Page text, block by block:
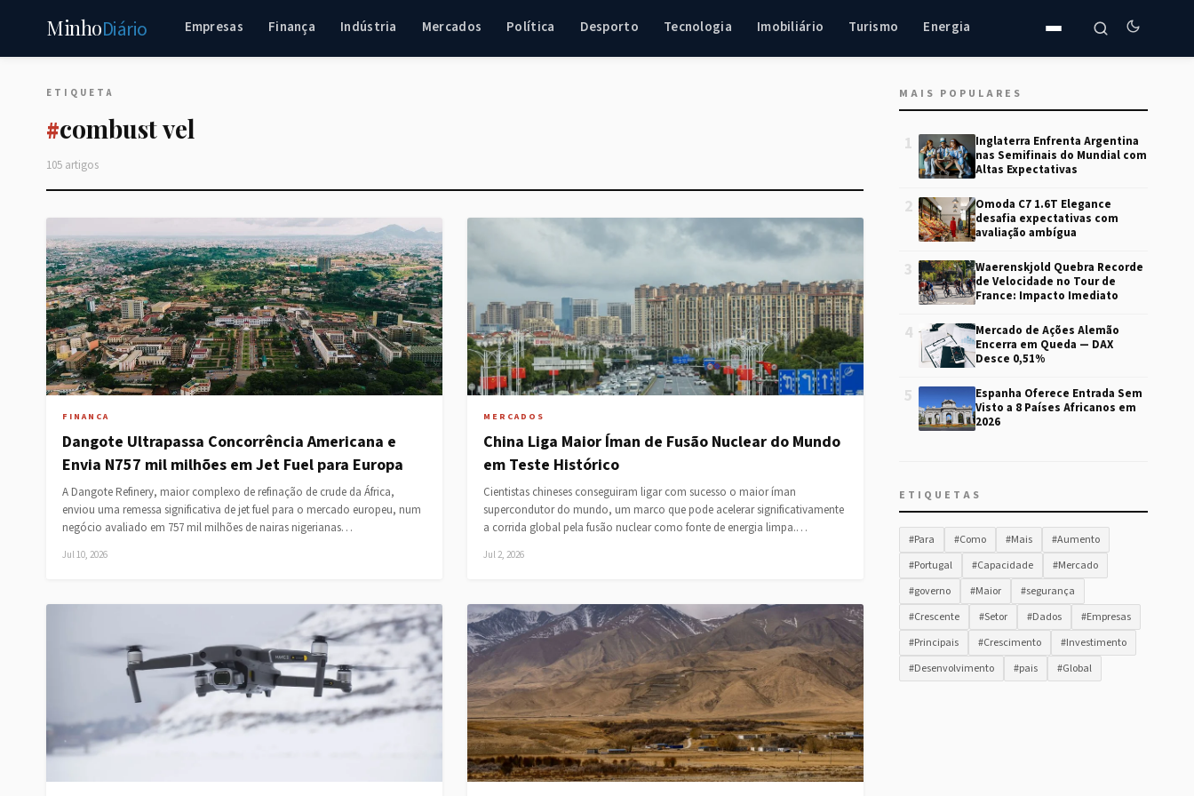
MinhoDiário Empresas Finança Indústria Mercados Política Desporto Tecnologia Imobiliário Turismo Energia
ETIQUETA
#combust vel
105 artigos
FINANCA
Dangote Ultrapassa Concorrência Americana e
Envia N757 mil milhões em Jet Fuel para Europa
A Dangote Refinery, maior complexo de refinação de crude da África,
enviou uma remessa significativa de jet fuel para o mercado europeu, num
negócio avaliado em 757 mil milhões de nairas nigerianas…
Jul 10, 2026
MERCADOS
China Liga Maior Íman de Fusão Nuclear do Mundo
em Teste Histórico
Cientistas chineses conseguiram ligar com sucesso o maior íman
supercondutor do mundo, um marco que pode acelerar significativamente
a corrida global pela fusão nuclear como fonte de energia limpa.…
Jul 2, 2026
MAIS POPULARES
1
Inglaterra Enfrenta Argentina
nas Semifinais do Mundial com
Altas Expectativas
2
Omoda C7 1.6T Elegance
desafia expectativas com
avaliação ambígua
3
Waerenskjold Quebra Recorde
de Velocidade no Tour de
France: Impacto Imediato
4
Mercado de Ações Alemão
Encerra em Queda — DAX
Desce 0,51%
5
Espanha Oferece Entrada Sem
Visto a 8 Países Africanos em
2026
ETIQUETAS
#Para #Como #Mais
#Aumento
#Portugal
#Capacidade
#Mercado
#governo
#Maior
#segurança
#Crescente
#Setor #Dados
#Empresas
#Principais
#Crescimento
#Investimento
#Desenvolvimento
#pais #Global